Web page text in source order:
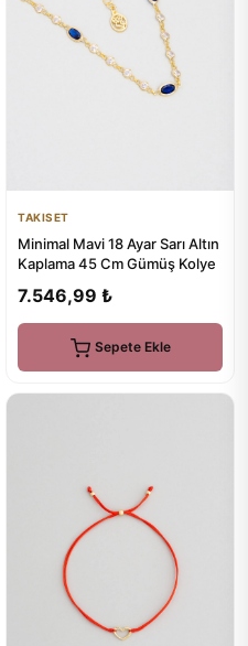
TAKISET
Minimal Mavi 18 Ayar Sarı Altın
Kaplama 45 Cm Gümüş Kolye
7.546,99 ₺
Sepete Ekle